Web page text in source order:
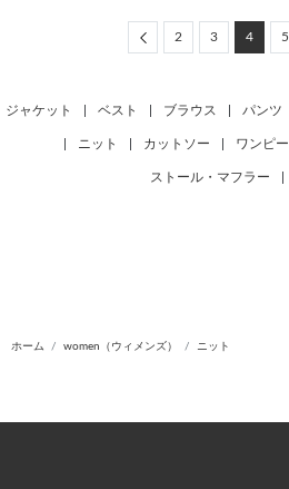
Previous
2 3 4 5
ジャケット ベスト ブラウス パンツ
ニット カットソー ワンピ
ストール・マフラー
ホーム women（ウィメンズ） ニット